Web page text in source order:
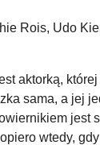
Rois, Udo
aktorką,
sama, a jej
jest
wtedy,